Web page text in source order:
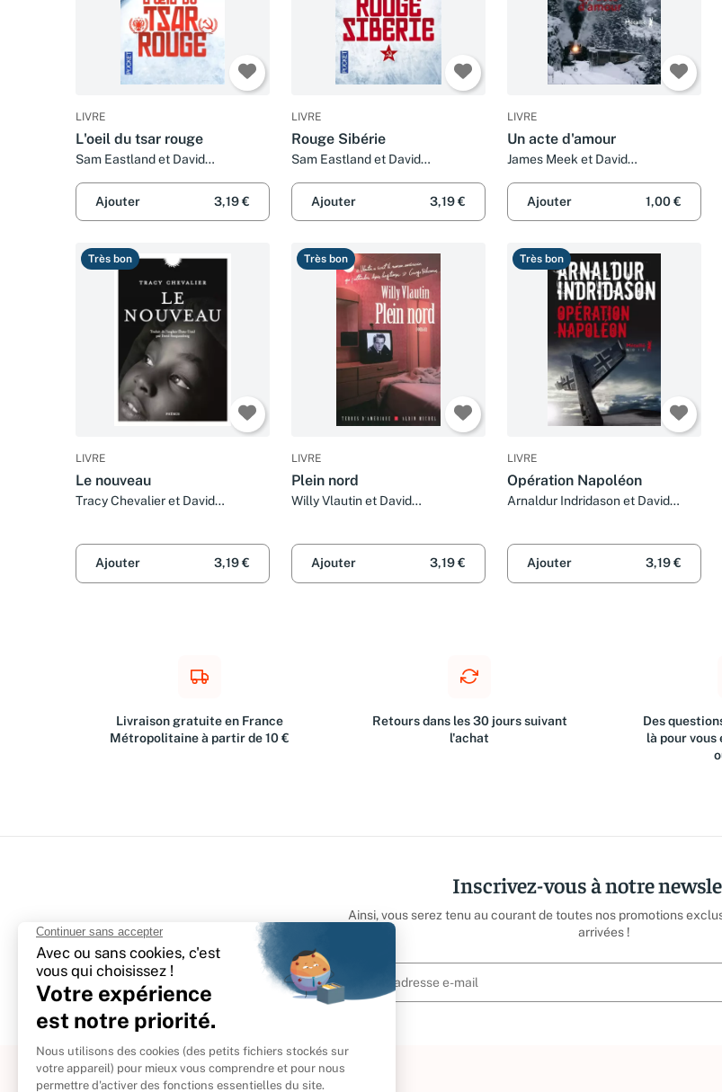
LIVRE
L'oeil du tsar rouge
Sam Eastland et David
Ajouter
3,19 €
LIVRE
Rouge Sibérie
Sam Eastland et David
Ajouter
3,19 €
LIVRE
Un acte d'amour
James Meek et David
Ajouter
1,00 €
Très bon
LIVRE
Le nouveau
Tracy Chevalier et David
Ajouter 3,19 €
Très bon
LIVRE
Plein nord
Willy Vlautin et David
Ajouter 3,19 €
Très bon
LIVRE
Opération Napoléon
Arnaldur Indridason et David
Ajouter 3,19 €
Livraison gratuite en France
Métropolitaine à partir de 10 €
Retours dans les 30 jours suivant
l'achat
Des
là pour vous
Inscrivez-vous à notre
Ainsi, vous serez tenu au courant de toutes nos promotions
arrivées !